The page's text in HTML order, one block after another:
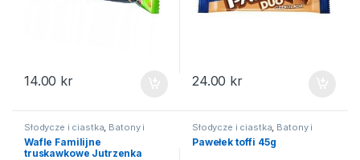
14.00 kr 24.00 kr
Słodycze i ciastka, Batony i
wafelki ,Ciastka
Wafle Familijne
truskawkowe Jutrzenka
Słodycze i ciastka, Batony i
wafelki
Pawełek toffi 45g